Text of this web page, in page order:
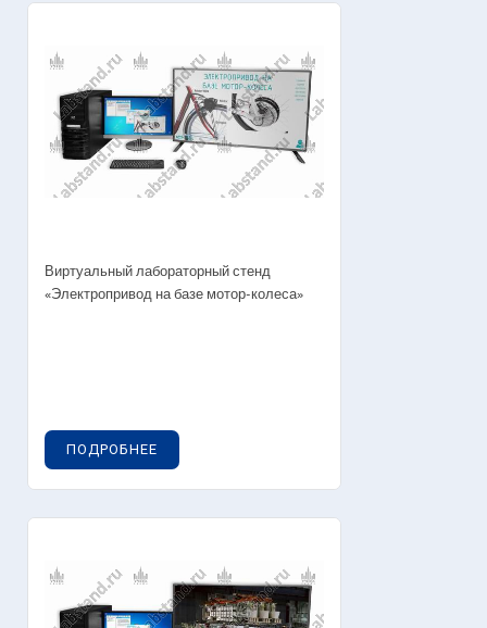
Виртуальный лабораторный стенд
«Электропривод на базе мотор-колеса»
ПОДРОБНЕЕ